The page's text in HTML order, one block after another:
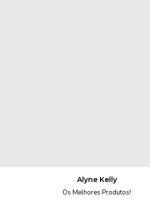
Alyne Kelly
Os Melhores Produtos!